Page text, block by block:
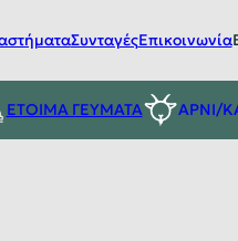
ΣυνταγέςΕπικοινωνία
ΕΤΟΙΜΑ ΓΕΥΜΑΤΑ ΑΡΝΙ/